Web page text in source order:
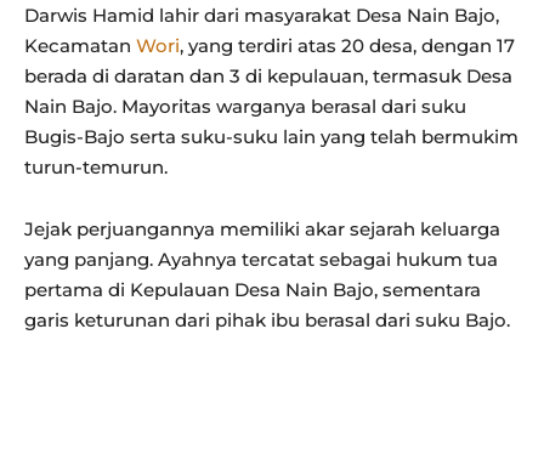
Darwis Hamid lahir dari masyarakat Desa Nain Bajo,
Kecamatan Wori, yang terdiri atas 20 desa, dengan 17
berada di daratan dan 3 di kepulauan, termasuk Desa
Nain Bajo. Mayoritas warganya berasal dari suku
Bugis-Bajo serta suku-suku lain yang telah bermukim
turun-temurun.
Jejak perjuangannya memiliki akar sejarah keluarga
yang panjang. Ayahnya tercatat sebagai hukum tua
pertama di Kepulauan Desa Nain Bajo, sementara
garis keturunan dari pihak ibu berasal dari suku Bajo.